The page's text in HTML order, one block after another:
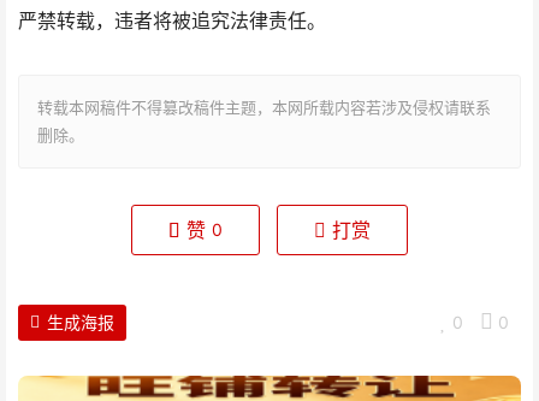
严禁转载，违者将被追究法律责任。
转载本网稿件不得篡改稿件主题，本网所载内容若涉及侵权请联系
删除。
赞 0 打赏
0 0
生成海报